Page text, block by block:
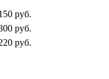
руб.
руб.
руб.